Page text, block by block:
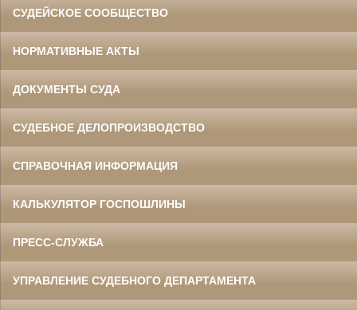
СУДЕЙСКОЕ СООБЩЕСТВО
НОРМАТИВНЫЕ АКТЫ
ДОКУМЕНТЫ СУДА
СУДЕБНОЕ ДЕЛОПРОИЗВОДСТВО
СПРАВОЧНАЯ ИНФОРМАЦИЯ
КАЛЬКУЛЯТОР ГОСПОШЛИНЫ
ПРЕСС-СЛУЖБА
УПРАВЛЕНИЕ СУДЕБНОГО ДЕПАРТАМЕНТА